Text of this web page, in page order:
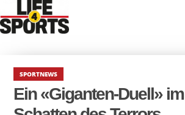
SPORTNEWS
Ein «Giganten-Duell» im